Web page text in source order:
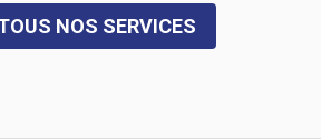
NOS SERVICES